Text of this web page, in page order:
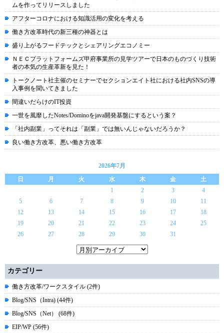
ムを作ってリリースしました
アフターコロナにおける知識活用の変化を考える
働き方改革時代の新三種の神器とは
盛り上がるフードテックとシェアリングエコノミー
ＮＥＣプラットフォームズ甲府事業所の見学ツアーで日本のものづくり技術
者の本気の生産革新を見た！
トークノート社主催のセミナーでセクションエイト社における社内SNSの導
入事例を聞いてきました
間違いだらけのIT投資
一世を風靡したNotes/Dominoをjava開発基盤にするという案？
「社内副業」ってそれは「副業」では無いんじゃないだろうか？
良い働き方改革、悪い働き方改革
2026年7月
日
月 火 水 木 金
土
1
2 3
4
5
6 7 8 9 10
11
12
13 14 15 16 17
18
19
20 21 22 23 24
25
26
27 28 29 30 31
カテゴリー
働き方改革/ワークスタイル (2件)
Blog/SNS（Intra) (44件)
Blog/SNS（Net） (68件)
EIP/WP (56件)